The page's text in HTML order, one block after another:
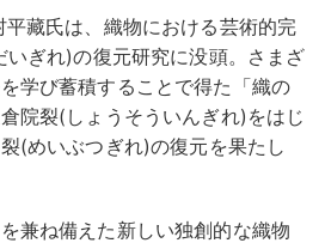
藏氏は、織物における芸術的完
いぎれ)の復元研究に没頭。さまざ
学び蓄積することで得た「織の
院裂(しょうそういんぎれ)をはじ
(めいぶつぎれ)の復元を果たし
兼ね備えた新しい独創的な織物